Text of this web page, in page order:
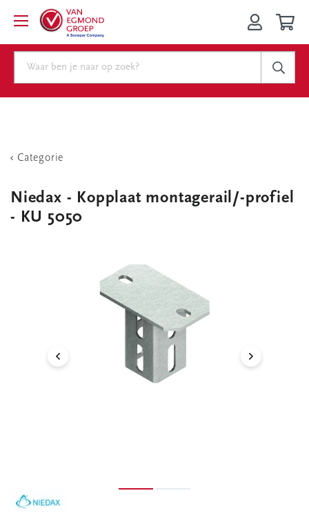
Categorie
Niedax - Kopplaat montagerail/-profiel
- KU 5050